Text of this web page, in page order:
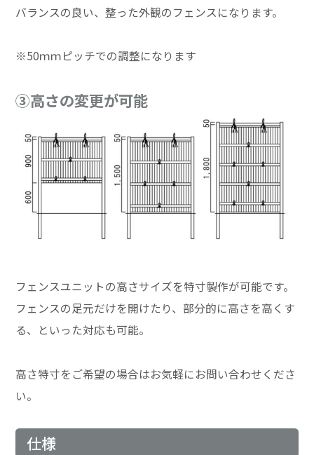
バランスの良い、整った外観のフェンスになります。
※50ｍｍピッチでの調整になります
③高さの変更が可能
フェンスユニットの高さサイズを特寸製作が可能です。
フェンスの足元だけを開けたり、部分的に高さを高くす
る、といった対応も可能。
高さ特寸をご希望の場合はお気軽にお問い合わせくださ
い。
仕様